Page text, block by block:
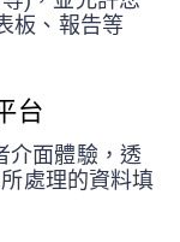
板、報告等
台
介面體驗，透
處理的資料填